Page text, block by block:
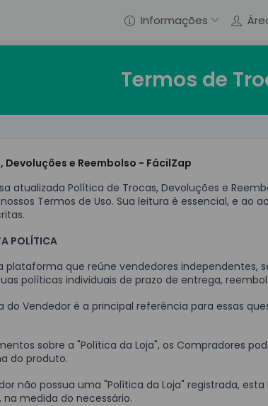
Informações
Termos de
Devoluções e Reembolso - FácilZap
atualizada Política de Trocas, Devoluções e
Termos de Uso. Sua leitura é essencial, e
POLÍTICA
plataforma que reúne vendedores
políticas individuais de prazo de entrega,
do Vendedor é a principal referência para essas
sobre a "Política da Loja", os Compradores
do produto.
não possua uma "Política da Loja" registrada,
medida do necessário.